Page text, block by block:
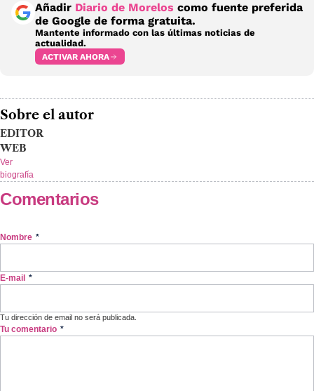
Añadir Diario de Morelos como fuente preferida
de Google de forma gratuita.
Mantente informado con las últimas noticias de
actualidad.
ACTIVAR AHORA
Sobre el autor
EDITOR
WEB
Ver
biografía
Comentarios
Nombre *
E-mail *
Tu dirección de email no será publicada.
Tu comentario *